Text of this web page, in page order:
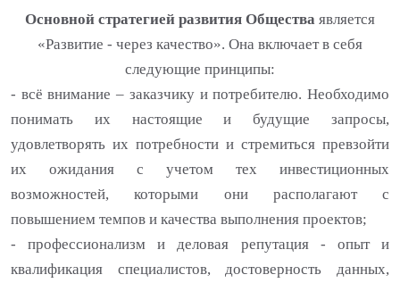
Основной стратегией развития Общества является
«Развитие - через качество». Она включает в себя
следующие принципы:
- всё внимание – заказчику и потребителю. Необходимо
понимать их настоящие и будущие запросы,
удовлетворять их потребности и стремиться превзойти
их ожидания с учетом тех инвестиционных
возможностей, которыми они располагают с
повышением темпов и качества выполнения проектов;
- профессионализм и деловая репутация - опыт и
квалификация специалистов, достоверность данных,